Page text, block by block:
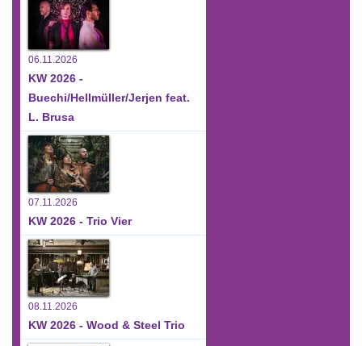
06.11.2026
KW 2026 -
Buechi/Hellmüller/Jerjen feat.
L. Brusa
07.11.2026
KW 2026 - Trio Vier
08.11.2026
KW 2026 - Wood & Steel Trio